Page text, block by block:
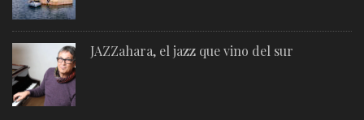
JAZZahara, el jazz que vino del sur